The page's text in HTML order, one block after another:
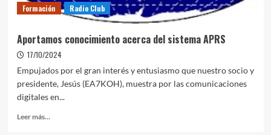
Formación Radio Club
Aportamos conocimiento acerca del sistema APRS
17/10/2024
Empujados por el gran interés y entusiasmo que nuestro socio y
presidente, Jesús (EA7KOH), muestra por las comunicaciones
digitales en...
Leer más...